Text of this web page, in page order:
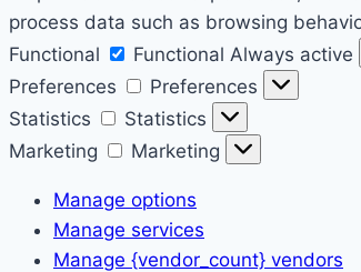
process data such as browsing
Functional
Functional Always active
Preferences
Preferences
Statistics
Statistics
Marketing
Marketing
Manage options
Manage services
Manage {vendor_count} vendors